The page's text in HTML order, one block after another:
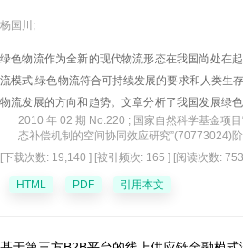
杨国川;
绿色物流作为全新的现代物流形态在我国尚处在
流模式,绿色物流符合可持续发展的要求和人类生
物流发展的方向和趋势。文章分析了我国发展绿
解剖了我国绿色物流发展过程中存在的各种制约
色物流技术;加强物流信息系统和标准化体系建设;
2010 年 02 期 No.220 ; 国家自然科学基金项
态补偿机制的空间协同效应研究”(70773024)
[下载次数: 19,140 ] [被引频次: 165 ] [阅读次数:
HTML PDF 引用本文